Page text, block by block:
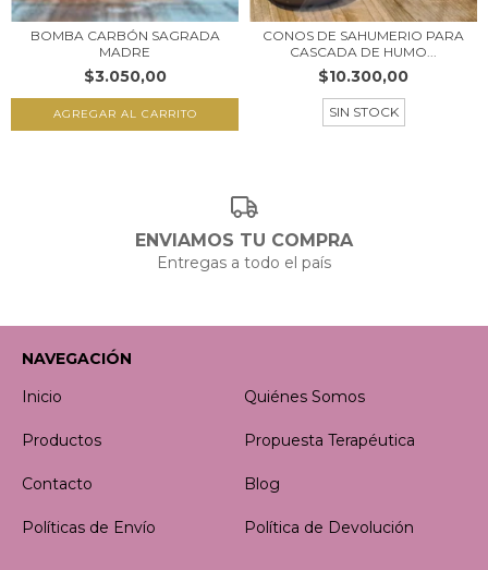
BOMBA CARBÓN SAGRADA
MADRE
$3.050,00
AGREGAR AL CARRITO
CONOS DE SAHUMERIO PARA
CASCADA DE HUMO...
$10.300,00
SIN STOCK
ENVIAMOS TU COMPRA
Entregas a todo el país
NAVEGACIÓN
Inicio
Quiénes Somos
Productos Propuesta Terapéutica
Contacto Blog
Políticas de Envío Política de Devolución